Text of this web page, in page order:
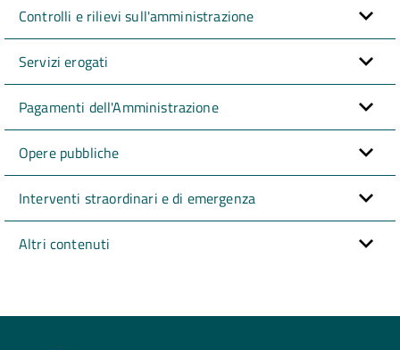
Controlli e rilievi sull'amministrazione
Servizi erogati
Pagamenti dell'Amministrazione
Opere pubbliche
Interventi straordinari e di emergenza
Altri contenuti